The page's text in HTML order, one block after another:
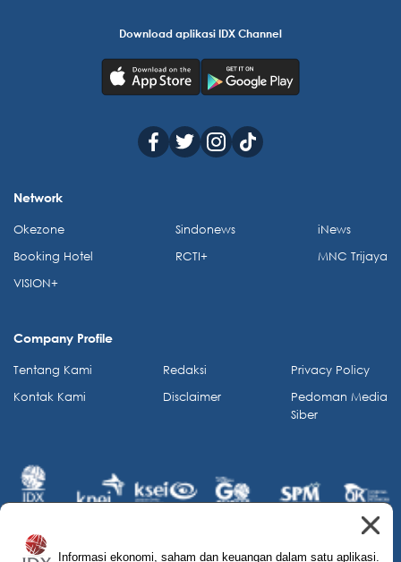
Informasi ekonomi, saham dan keuangan dalam satu aplikasi.
Download aplikasi IDX Channel
Network
Okezone
Booking Hotel
VISION+
Sindonews
RCTI+
iNews
MNC Trijaya
Company Profile
Tentang Kami
Kontak Kami
Redaksi
Disclaimer
Privacy Policy
Pedoman Media
Siber